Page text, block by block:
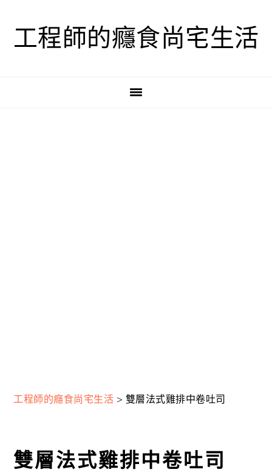
工程師的癮食尚宅生活
工程師的癮食尚宅生活 > 雙層法式雞排中卷吐司
雙層法式雞排中卷吐司